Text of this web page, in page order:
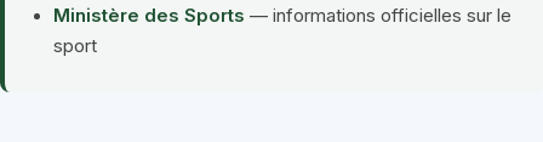
Ministère des Sports — informations officielles sur le
sport